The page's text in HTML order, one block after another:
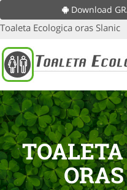
Download
Toaleta Ecologica oras Slanic